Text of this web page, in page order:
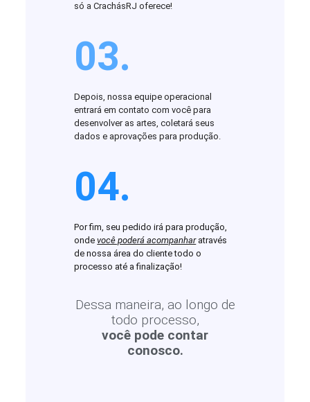
só a CrachásRJ oferece!
03.
Depois, nossa equipe operacional
entrará em contato com você para
desenvolver as artes, coletará seus
dados e aprovações para produção.
04.
Por fim, seu pedido irá para produção,
ondevocê poderá acompanharatravés
de nossa área do cliente todo o
processo até a finalização!
Dessa maneira, ao longo de
todo processo,
você pode contar
conosco.